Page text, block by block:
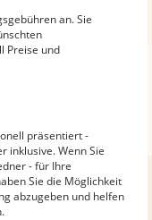
an. Sie
Preise und
präsentiert -
inklusive. Wenn Sie
- für Ihre
Sie die Möglichkeit
abzugeben und helfen